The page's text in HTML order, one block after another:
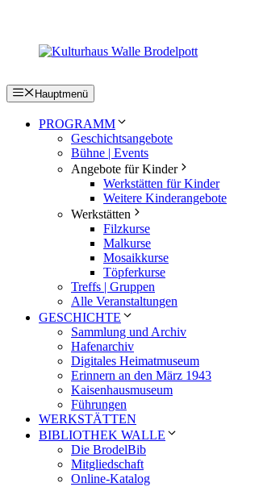
springen
Hauptmenü
PROGRAMM
Geschichtsangebote
Bühne | Events
Angebote für Kinder
Werkstätten für Kinder
Weitere Kinderangebote
Werkstätten
Filzkurse
Malkurse
Mosaikkurse
Töpferkurse
Treffs | Gruppen
Alle Veranstaltungen
GESCHICHTE
Sammlung und Archiv
Hafenarchiv
Digitales Heimatmuseum
Erinnern an den März 1943
Kaisenhausmuseum
Führungen
WERKSTÄTTEN
BIBLIOTHEK WALLE
Die BrodelBib
Mitgliedschaft
Online-Katalog